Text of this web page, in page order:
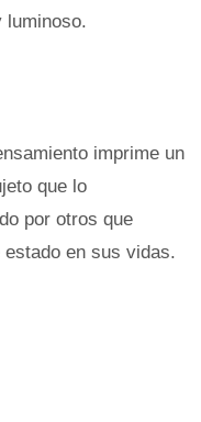
luminoso.
imprime un
que lo
por otros que
en sus vidas.